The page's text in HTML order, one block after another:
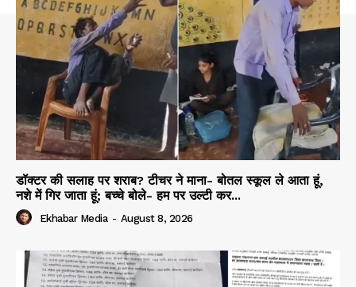
डॉक्टर की सलाह पर शराब? टीचर ने माना- बोतल स्कूल ले आता हूं,
नशे में गिर जाता हूं; बच्चे बोले- हम पर उल्टी कर...
Ekhabar Media - August 8, 2026